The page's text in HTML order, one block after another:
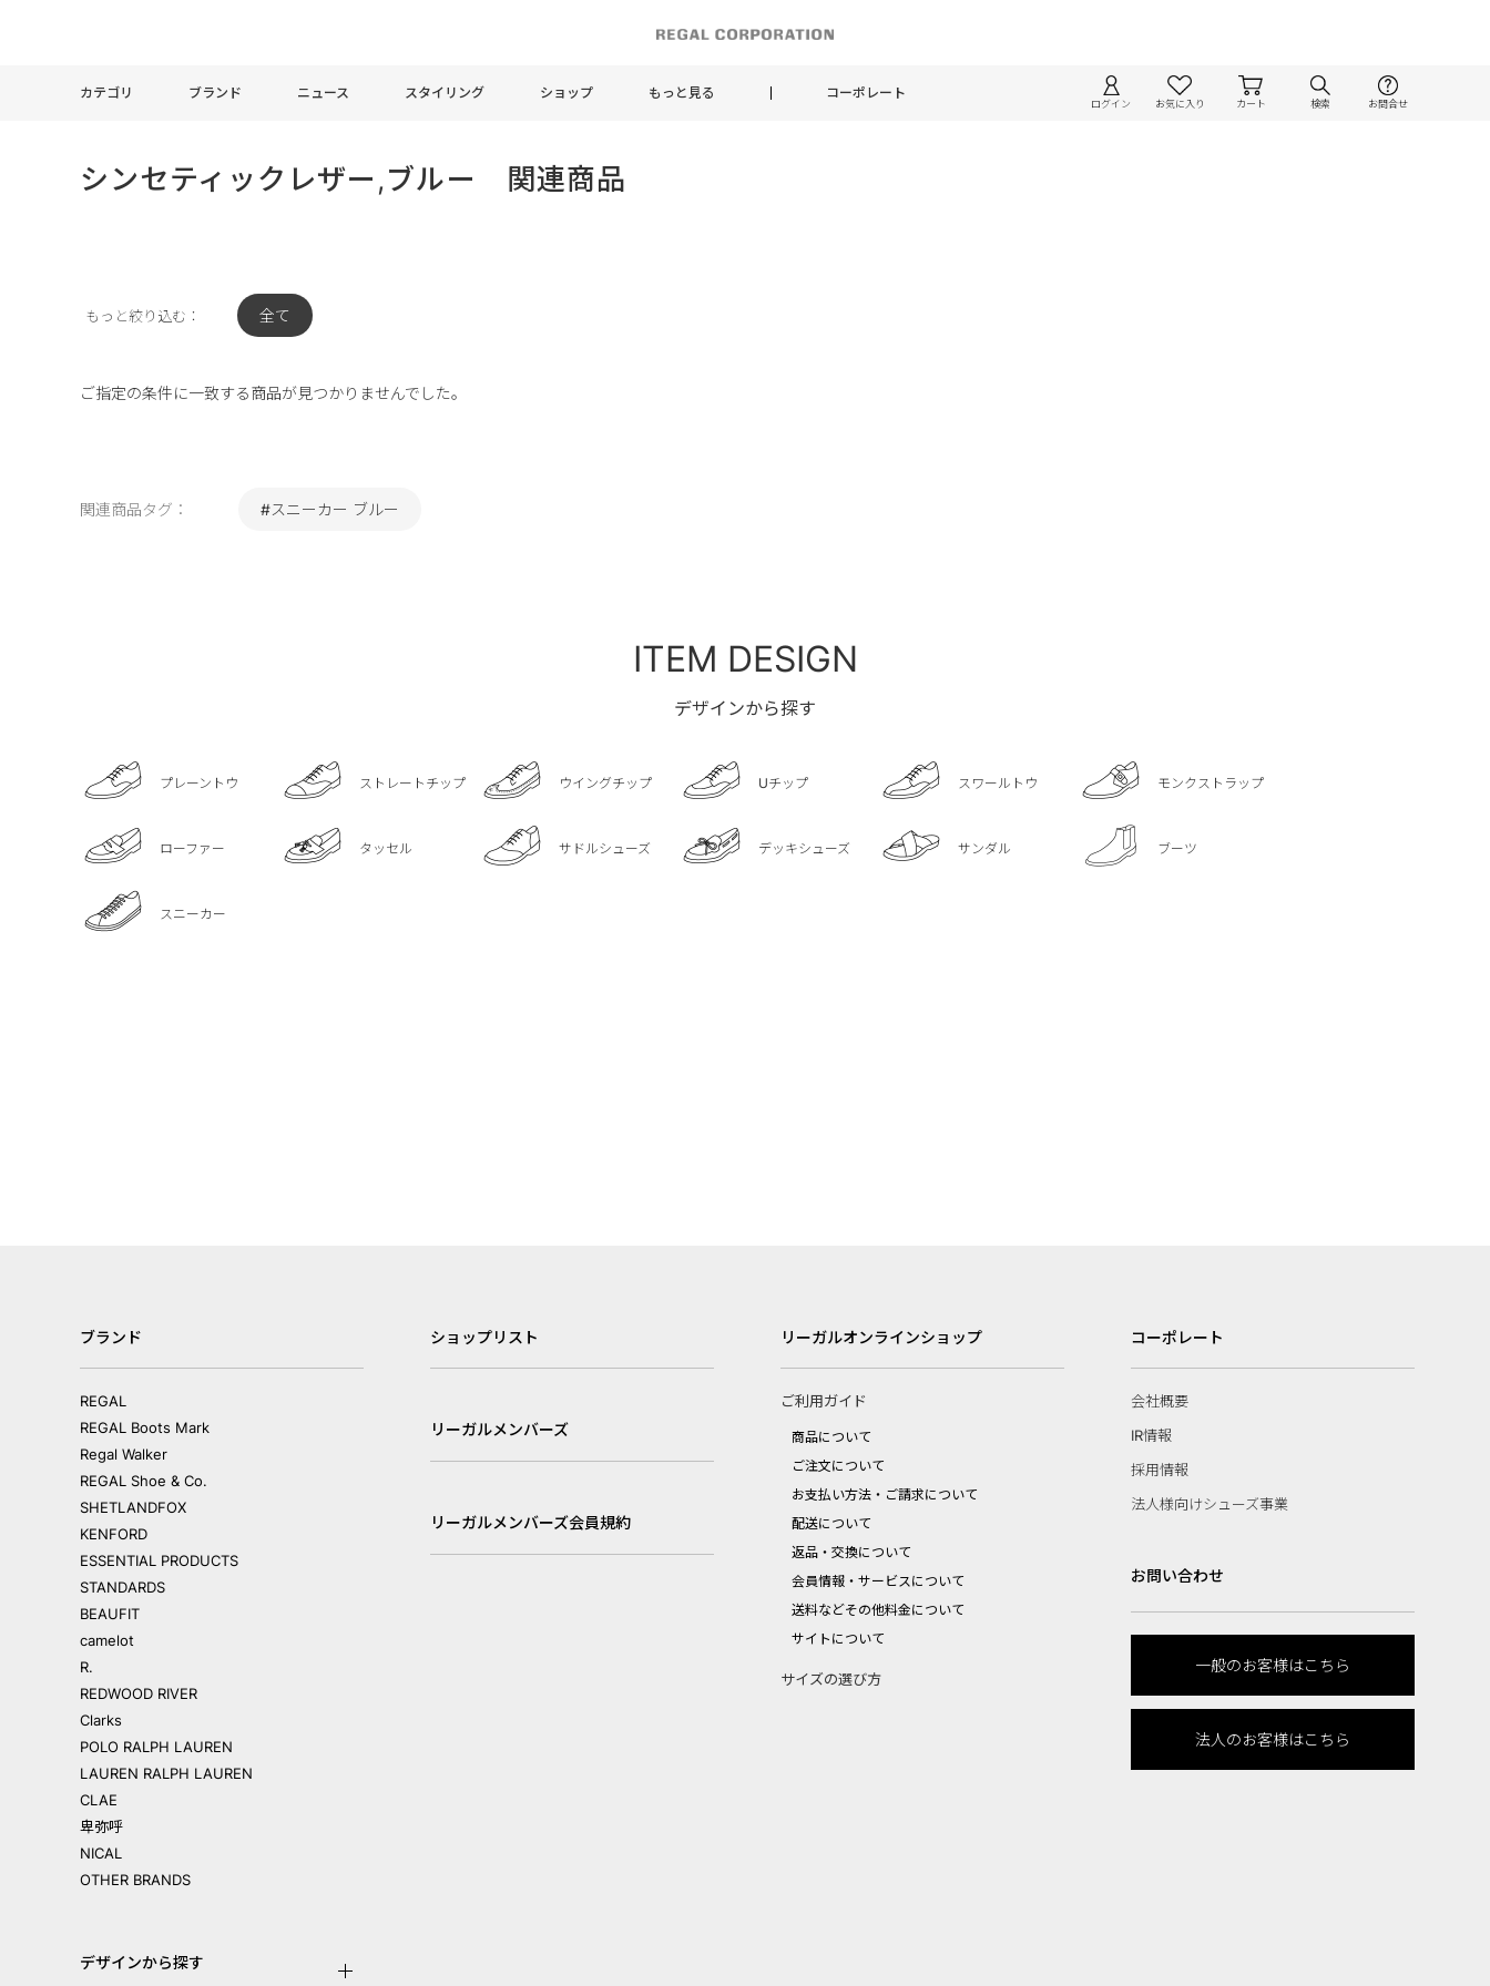
カテゴリ ブランド ニュース スタイリング ショップ もっと見る コーポレート
ログイン お気に入り カート 検索 お問合せ
シンセティックレザー,ブルー 関連商品
もっと絞り込む： 全て
ご指定の条件に一致する商品が見つかりませんでした。
関連商品タグ： #スニーカー ブルー
ITEM DESIGN
デザインから探す
プレーントウ ストレートチップ ウイングチップ Uチップ スワールトウ モンクストラップ
ローファー タッセル サドルシューズ デッキシューズ サンダル ブーツ
スニーカー
ブランド
REGAL
REGAL Boots Mark
Regal Walker
REGAL Shoe & Co.
SHETLANDFOX
KENFORD
ESSENTIAL PRODUCTS
STANDARDS
BEAUFIT
camelot
R.
REDWOOD RIVER
Clarks
POLO RALPH LAUREN
LAUREN RALPH LAUREN
CLAE
卑弥呼
NICAL
OTHER BRANDS
デザインから探す
ショップリスト
リーガルメンバーズ
リーガルメンバーズ会員規約
リーガルオンラインショップ
ご利用ガイド
商品について
ご注文について
お支払い方法・ご請求について
配送について
返品・交換について
会員情報・サービスについて
送料などその他料金について
サイトについて
サイズの選び方
コーポレート
会社概要
IR情報
採用情報
法人様向けシューズ事業
お問い合わせ
一般のお客様はこちら
法人のお客様はこちら